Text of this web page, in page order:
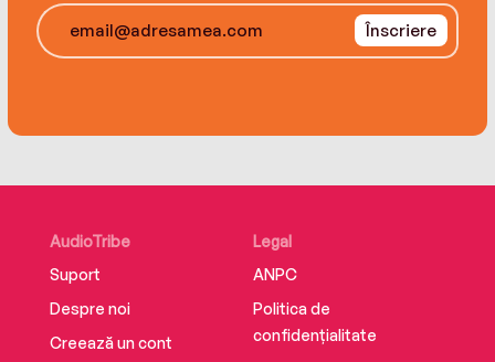
Înscriere
AudioTribe
Suport
Despre noi
Creează un cont
Legal
ANPC
Politica de
confidențialitate